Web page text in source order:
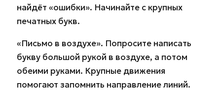
найдёт «ошибки». Начинайте с крупных
печатных букв.
«Письмо в воздухе». Попросите написать
букву большой рукой в воздухе, а потом
обеими руками. Крупные движения
помогают запомнить направление линий.